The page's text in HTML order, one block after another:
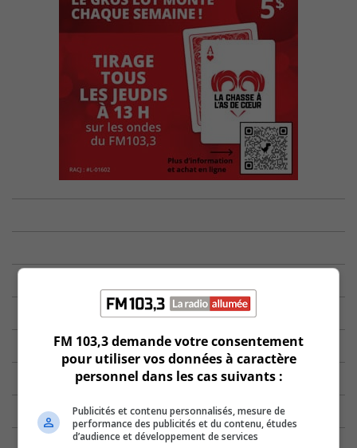
FM 103,3 demande votre consentement
pour utiliser vos données à caractère
personnel dans les cas suivants :
Publicités et contenu personnalisés, mesure de
performance des publicités et du contenu, études
d’audience et développement de services